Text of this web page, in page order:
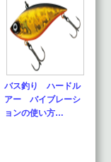
バス釣り ハードル
アー バイブレーシ
ョンの使い方…